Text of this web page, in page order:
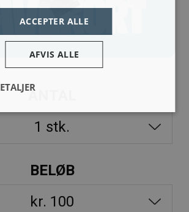
ANTAL
BELØB
ACCEPTER ALLE
AFVIS ALLE